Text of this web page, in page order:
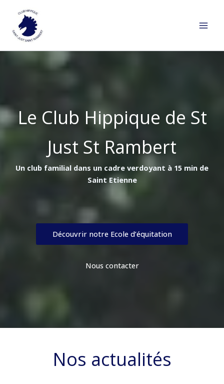
contenu
Le Club Hippique de St
Just St Rambert
Un club familial dans un cadre verdoyant à 15 min de
Saint Etienne
Découvrir notre Ecole d’équitation
Nous contacter
Nos actualités